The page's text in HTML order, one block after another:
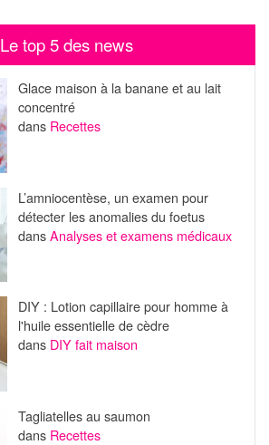
Le top 5 des news
Glace maison à la banane et au lait
concentré
dans Recettes
L’amniocentèse, un examen pour
détecter les anomalies du foetus
dansAnalyses et examens médicaux
DIY : Lotion capillaire pour homme à
l'huile essentielle de cèdre
dans DIY fait maison
Tagliatelles au saumon
dans Recettes